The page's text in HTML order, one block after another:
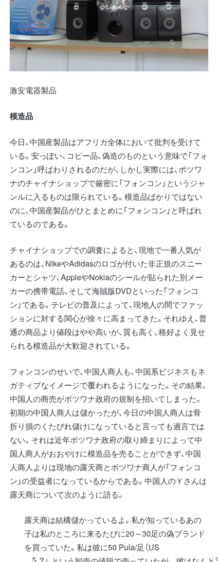
激安電器製品
模造品
今日、中国産製品はアフリカ全体において批判を受けて
いる。安っぽい、コピー品、偽造のものという意味で「フォ
ンコン」呼ばわりされるのだが、しかし実際には、ボツワ
ナのチャイナショップで厳密に「フォンコン」というジャ
ンルに入るものは限られている。模造品ばかりではない
のに、中国産製品がひとまとめに「フォンコン」と呼ばれ
ているのである。
チャイナショップでの調査によると、現地で一番人気が
あるのは、NikeやAdidasのロゴが付いた非正規のスニー
カーとシャツ、AppleやNokiaのシールが貼られた別メー
カーの携帯電話、そして海賊版DVDといった「フォンコ
ン」である。テレビの普及によって、現地人の間でファッ
ションに対する関心が徐々に高まってきた。それゆえ、普
通の商品より値段はやや高いが、質も高く、格好よく見せ
られる模造品が大歓迎されている。
フォンコンのせいで、中国人商人も、中国系ビジネスもネ
ガティブなイメージで覆われるようになった。その結果、
中国人の商売がボツワナ政府の規制を招いてしまった。
初期の中国人商人は儲かったが、今日の中国人商人は骨
折り損のくたびれ儲けになっていると言っても過言では
ない。それは近年ボツワナ政府の取り締まりによって中
国人商人がおおやけに模造品を売ることができず、中国
人商人よりは現地の露天商とボツワナ商人が「フォンコ
ン」の受益者になっているからである。中国人のＹさんは
露天商について次のように語る。
露天商は結構儲かっているよ。私が知っているあの
子は私のところに来るたびに20～30足の偽ブランド
を買っていた。私は彼に50 Pula/足（US
5.2 ）と
いう 卸売
の値 段で
売っ てい
たが 、 彼
はな んと
300 P ula
足（US